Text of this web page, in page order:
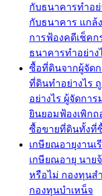
กับธนาคารทำอย่
กับธนาคาร แกล้
การฟ้องคดีเช็ค
ธนาคารทำอย่าง
ซื้อที่ดินจากผู้จัด
ที่ดินทำอย่างไร
อย่างไร ผู้จัดกา
ยินยอมฟ้องเพิก
ซื้อขายที่ดินทั้งที่
เกษียณอายุงานเ
เกษียณอายุ นาย
หรือไม่ กองทุนส
กองทุนบำเหน็จ